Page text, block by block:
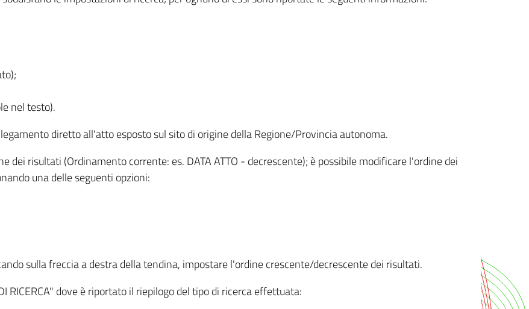
nel testo).
diretto all'atto esposto sul sito di origine della Regione/Provincia autonoma.
dei risultati (Ordinamento corrente: es. DATA ATTO - decrescente); è possibile modificare l'ordine dei
una delle seguenti opzioni:
sulla freccia a destra della tendina, impostare l'ordine crescente/decrescente dei risultati.
RICERCA" dove è riportato il riepilogo del tipo di ricerca effettuata: